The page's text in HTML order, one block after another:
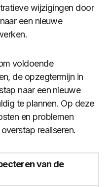
wijzigingen door
een nieuwe
voldoende
de opzegtermijn in
naar een nieuwe
te plannen. Op deze
en problemen
realiseren.
van de